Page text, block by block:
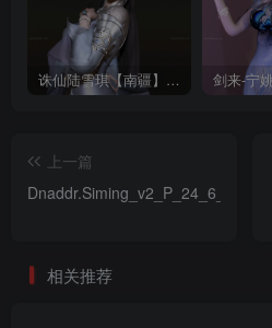
诛仙陆雪琪【南疆】CoveRig
上一篇
Dnaddr.Siming_v2_P_24_6_29.1
相关推荐